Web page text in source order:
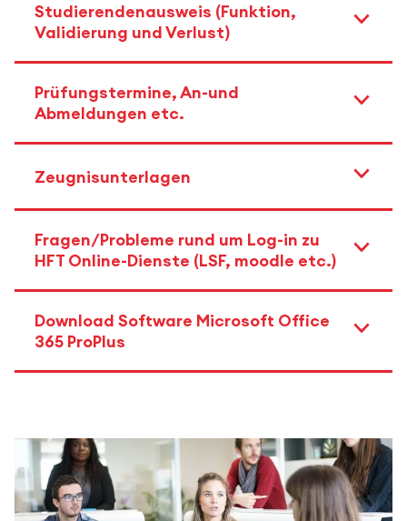
Studierendenausweis (Funktion,
Validierung und Verlust)
Prüfungstermine, An-und
Abmeldungen etc.
Zeugnisunterlagen
Fragen/Probleme rund um Log-in zu
HFT Online-Dienste (LSF, moodle etc.)
Download Software Microsoft Office
365 ProPlus